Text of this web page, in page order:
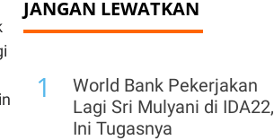
JANGAN LEWATKAN
1
World Bank Pekerjakan
Lagi Sri Mulyani di IDA22,
Ini Tugasnya